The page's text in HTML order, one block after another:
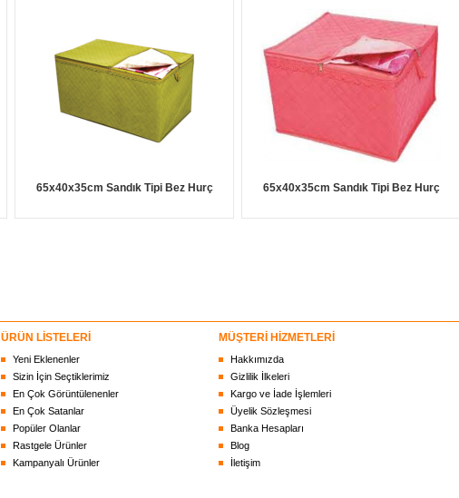
65x40x35cm Sandık Tipi Bez Hurç 65x40x35cm Sandık Tipi Bez Hurç
ÜRÜN LİSTELERİ
Yeni Eklenenler
Sizin İçin Seçtiklerimiz
En Çok Görüntülenenler
En Çok Satanlar
Popüler Olanlar
Rastgele Ürünler
Kampanyalı Ürünler
MÜŞTERİ HİZMETLERİ
Hakkımızda
Gizlilik İlkeleri
Kargo ve İade İşlemleri
Üyelik Sözleşmesi
Banka Hesapları
Blog
İletişim